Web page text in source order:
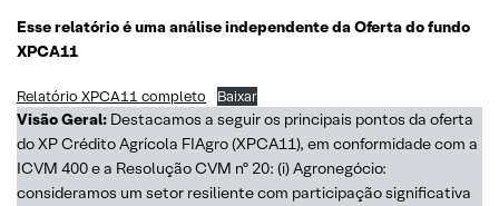
Esse relatório é uma análise independente da Oferta do fundo
XPCA11
Relatório XPCA11 completo Baixar
Visão Geral: Destacamos a seguir os principais pontos da oferta
do XP Crédito Agrícola FIAgro (XPCA11), em conformidade com a
ICVM 400 e a Resolução CVM nº 20: (i) Agronegócio:
consideramos um setor resiliente com participação significativa